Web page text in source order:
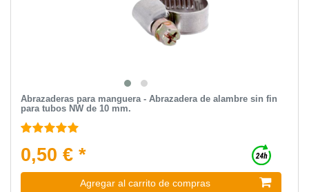
Abrazaderas para manguera - Abrazadera de alambre sin fin
para tubos NW de 10 mm.
0,50 € *
Agregar al carrito de compras